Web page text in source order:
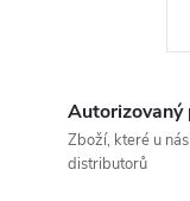
Autorizovaný
Zboží, které u
distributorů